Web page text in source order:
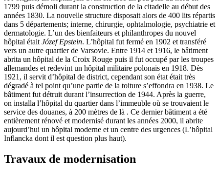
1799 puis démoli durant la construction de la citadelle au début des
années 1830. La nouvelle structure disposait alors de 400 lits répartis
dans 5 départements; interne, chirurgie, ophtalmologie, psychiatrie et
dermatologie. L’un des bienfaiteurs et philanthropes du nouvel
hôpital était Józef Epstein. L’hôpital fut fermé en 1902 et transféré
vers un autre quartier de Varsovie. Entre 1914 et 1916, le bâtiment
abrita un hôpital de la Croix Rouge puis il fut occupé par les troupes
allemandes et redevint un hôpital militaire polonais en 1918. Dès
1921, il servit d’hôpital de district, cependant son état était très
dégradé à tel point qu’une partie de la toiture s’effondra en 1938. Le
bâtiment fut détruit durant l’insurrection de 1944. Après la guerre,
on installa l’hôpital du quartier dans l’immeuble où se trouvaient le
service des douanes, à 200 mètres de là . Ce dernier bâtiment a été
entièrement rénové et modernisé durant les années 2000, il abrite
aujourd’hui un hôpital moderne et un centre des urgences (L’hôpital
Inflancka dont il est question plus haut).
Travaux de modernisation